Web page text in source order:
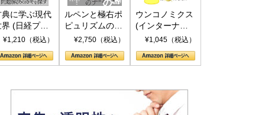
典に学ぶ現代
界 (日経プレ
アシリーズ)
¥1,210（税込）
ルペンと極右ポ
ピュリズムの時
代：〈ヤヌス〉
¥2,750（税込）
ウンコノミクス
(インターナシ
ョナル新書)
¥1,045（税込）